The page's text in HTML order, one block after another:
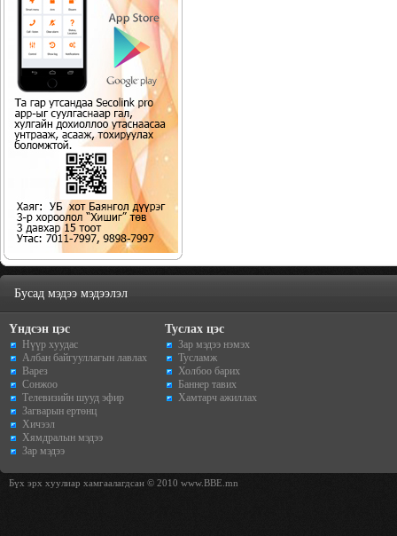
Бусад мэдээ мэдээлэл
Үндсэн цэс
Нүүр хуудас
Албан байгууллагын лавлах
Варез
Сонжоо
Телевизийн шууд эфир
Загварын ертөнц
Хичээл
Хямдралын мэдээ
Зар мэдээ
Туслах цэс
Зар мэдээ нэмэх
Тусламж
Холбоо барих
Баннер тавих
Хамтарч ажиллах
Бүх эрх хуулиар хамгаалагдсан © 2010 www.BBE.mn